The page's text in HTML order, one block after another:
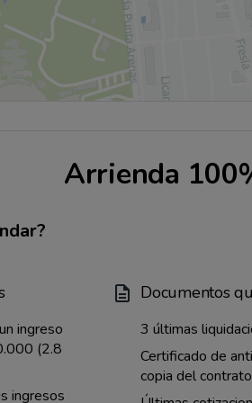
Arrienda
ingreso
(2.8
ingresos
Documentos
3 últimas
Certificado de
copia del